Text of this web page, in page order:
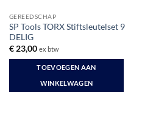
GEREEDSCHAP
SP Tools TORX Stiftsleutelset 9
DELIG
€23,00 ex btw
TOEVOEGEN AAN
WINKELWAGEN